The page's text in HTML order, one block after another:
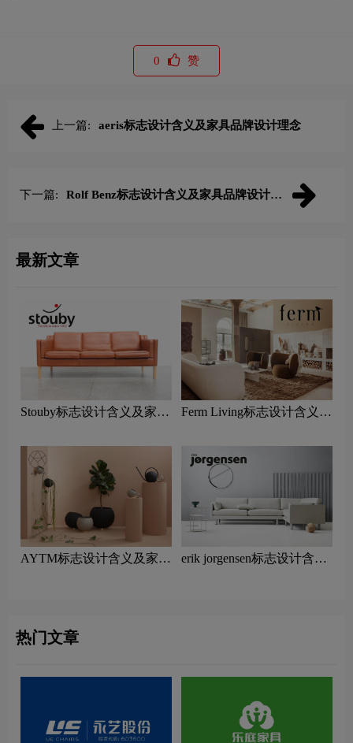
0 赞
上一篇: aeris标志设计含义及家具品牌设计理念
下一篇:
Rolf Benz标志设计含义及家具品牌设计理
最新文章
Stouby标志设计含义及家具
Ferm Living标志设计含义及
AYTM标志设计含义及家具
erik jorgensen标志设计含义
热门文章